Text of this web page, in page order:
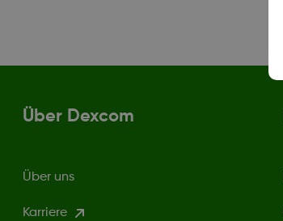
Über Dexcom
Über uns
Karriere